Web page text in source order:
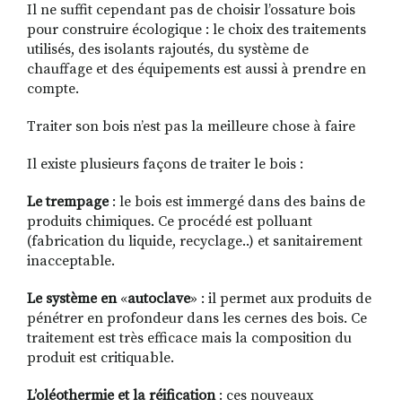
Il ne suffit cependant pas de choisir l’ossature bois
pour construire écologique : le choix des traitements
utilisés, des isolants rajoutés, du système de
chauffage et des équipements est aussi à prendre en
compte.
Traiter son bois n’est pas la meilleure chose à faire
Il existe plusieurs façons de traiter le bois :
Le trempage: le bois est immergé dans des bains de
produits chimiques. Ce procédé est polluant
(fabrication du liquide, recyclage..) et sanitairement
inacceptable.
Le système en «autoclave» : il permet aux produits de
pénétrer en profondeur dans les cernes des bois. Ce
traitement est très efficace mais la composition du
produit est critiquable.
L’oléothermie et la réification: ces nouveaux